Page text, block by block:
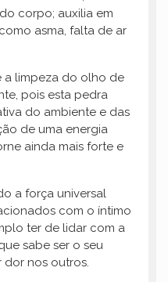
corpo; auxilia em
asma, falta de ar
a limpeza do olho de
pois esta pedra
do ambiente e das
de uma energia
ainda mais forte e
a força universal
com o íntimo
ter de lidar com a
sabe ser o seu
dor nos outros.